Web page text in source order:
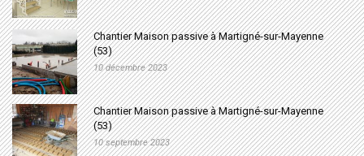
Chantier Maison passive à Martigné-sur-Mayenne
(53)
10 décembre 2023
Chantier Maison passive à Martigné-sur-Mayenne
(53)
10 septembre 2023